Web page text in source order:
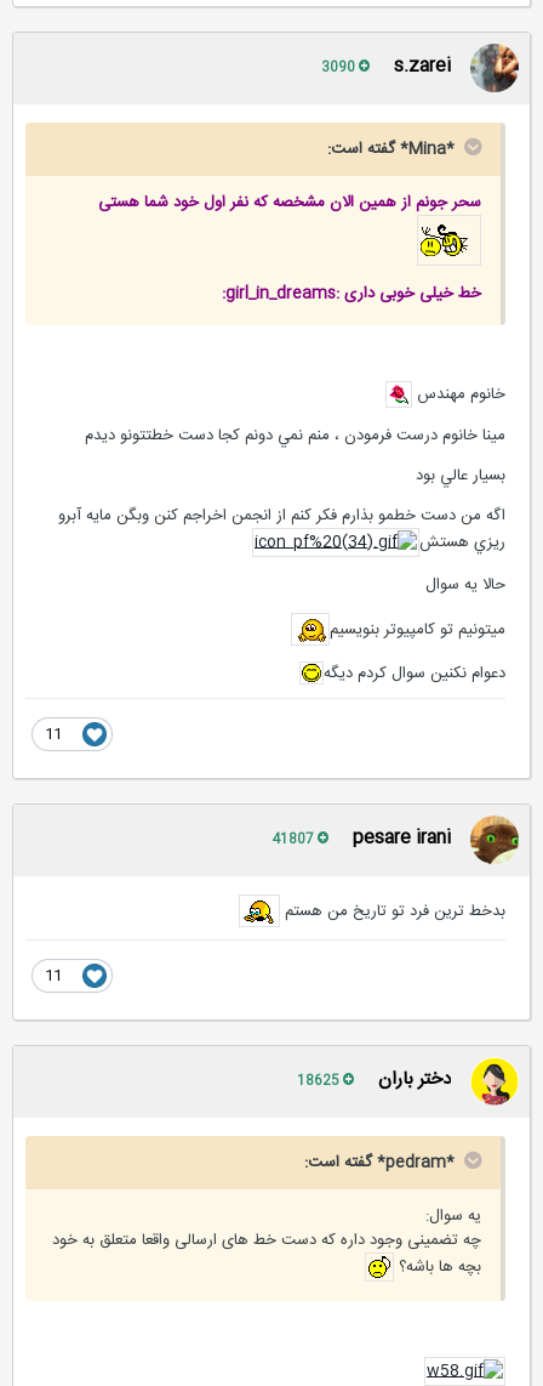
s.zarei
*Mina* گفته است:
سحر جونماز همین الانمشخصه که نفر اول خود شما هستی
خط خیلی خوبی داری :girl_in_dreams:
خانوم مهندس
مينا خانوم درست فرمودن ، منم نمي دونم كجا دست خطتتونو ديدم
بسيار عالي بود
اگه من دست خطمو بذارم فكر كنم از انجمن اخراجم كنن وبگن مايه آبرو
ريزي هستش
حالا يه سوال
ميتونيم تو كامپيوتر بنويسيم
دعوام نكنين سوال كردم ديگه
pesare irani
بدخط ترین فرد تو تاریخ من هستم
دختر باران
*pedram* گفته است:
یه سوال:
چه تضمینی وجود داره که دست خط های ارسالی واقعا متعلق به خود
بچه ها باشه؟